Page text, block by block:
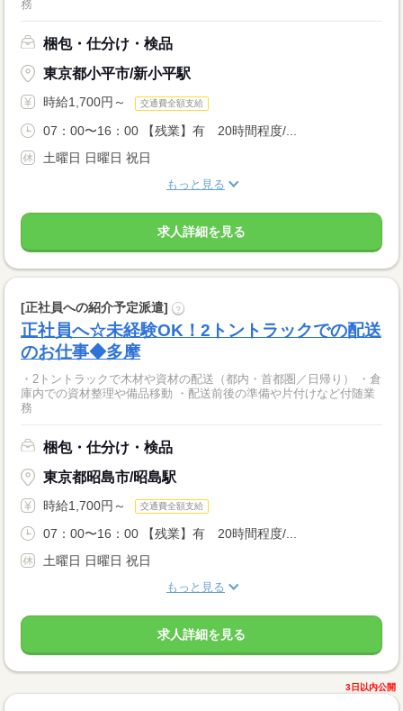
務
梱包・仕分け・検品
東京都小平市/新小平駅
時給1,700円～ 交通費全額支給
07：00〜16：00 【残業】有 20時間程度/...
土曜日 日曜日 祝日
もっと見る
求人詳細を見る
[正社員への紹介予定派遣] ?
正社員へ☆未経験OK！2トントラックでの配送
のお仕事◆多摩
・2トントラックで木材や資材の配送（都内・首都圏／日帰り） ・倉
庫内での資材整理や備品移動 ・配送前後の準備や片付けなど付随業
務
梱包・仕分け・検品
東京都昭島市/昭島駅
時給1,700円～ 交通費全額支給
07：00〜16：00 【残業】有 20時間程度/...
土曜日 日曜日 祝日
もっと見る
求人詳細を見る
3日以内公開